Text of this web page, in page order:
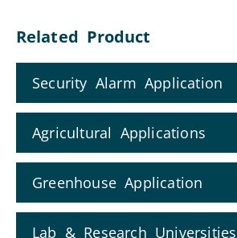
Related Product
Security Alarm Application
Agricultural Applications
Greenhouse Application
Lab & Research